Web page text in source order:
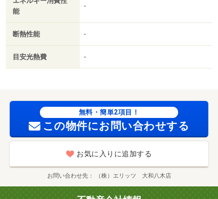
能
-
断熱性能 -
目安光熱費 -
無料・簡単2項目！
この物件にお問い合わせする
お気に入りに追加する
お問い合わせ先 （株）エリッツ 大和八木店